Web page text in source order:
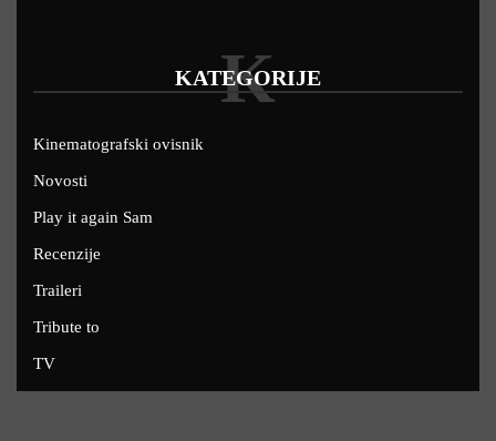
KATEGORIJE
K
Kinematografski ovisnik
Novosti
Play it again Sam
Recenzije
Traileri
Tribute to
TV